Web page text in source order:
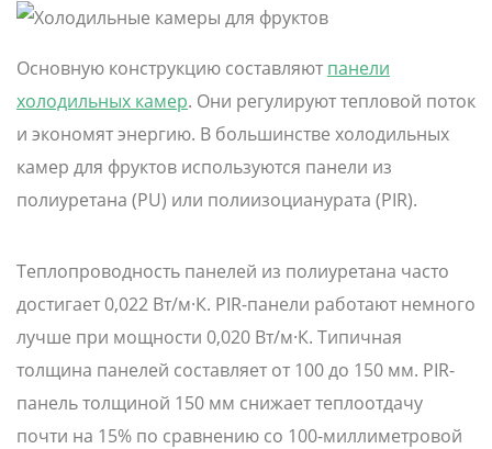
Основную конструкцию составляют панели
холодильных камер. Они регулируют тепловой поток
и экономят энергию. В большинстве холодильных
камер для фруктов используются панели из
полиуретана (PU) или полиизоцианурата (PIR).
Теплопроводность панелей из полиуретана часто
достигает 0,022 Вт/м·К. PIR-панели работают немного
лучше при мощности 0,020 Вт/м·К. Типичная
толщина панелей составляет от 100 до 150 мм. PIR-
панель толщиной 150 мм снижает теплоотдачу
почти на 15% по сравнению со 100-миллиметровой